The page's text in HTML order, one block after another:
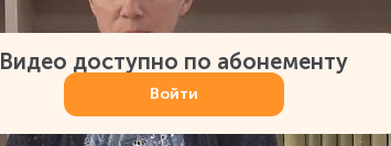
Видео доступно по абонементу
Войти